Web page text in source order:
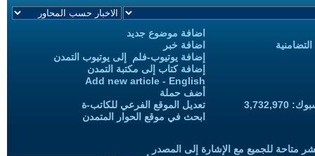
اضافة موضوع جديد
اضافة خبر
إضافة يوتيوب-فلم إلى يوتيوب التمدن
إضافة كتاب إلى مكتبة التمدن
Add new article - English
أضف حملة
تعديل الموقع الفرعي للكاتب-ة
ابحث في موقع الحوار المتمدن
متاحة للجميع مع الإشارة إلى المصدر